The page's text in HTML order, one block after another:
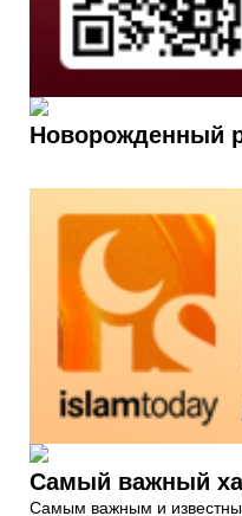
Новорожденный
Самый важный
Самым важным и